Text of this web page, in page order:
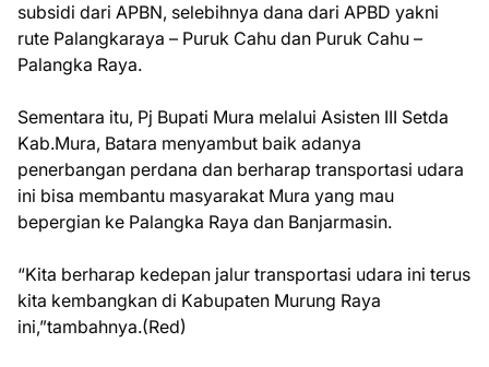
subsidi dari APBN, selebihnya dana dari APBD yakni
rute Palangkaraya – Puruk Cahu dan Puruk Cahu –
Palangka Raya.
Sementara itu, Pj Bupati Mura melalui Asisten III Setda
Kab.Mura, Batara menyambut baik adanya
penerbangan perdana dan berharap transportasi udara
ini bisa membantu masyarakat Mura yang mau
bepergian ke Palangka Raya dan Banjarmasin.
“Kita berharap kedepan jalur transportasi udara ini terus
kita kembangkan di Kabupaten Murung Raya
ini,”tambahnya.(Red)